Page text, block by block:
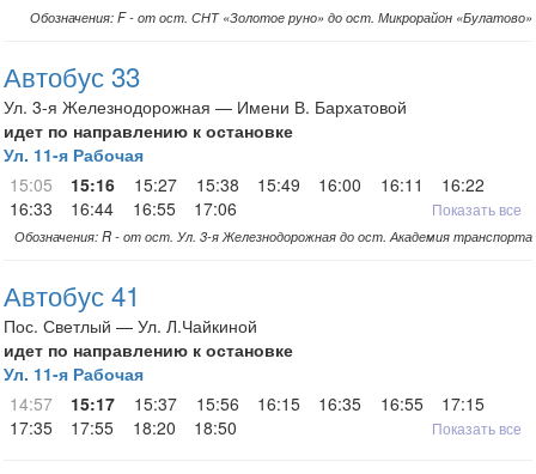
Обозначения: F - от ост. СНТ «Золотое руно» до ост. Микрорайон «Булатово»
Автобус 33
Ул. 3-я Железнодорожная — Имени В. Бархатовой
идет по направлению к остановке
Ул. 11-я Рабочая
15:05
15:16 15:27 15:38 15:49 16:00 16:11
16:22
16:33
16:44 16:55 17:06 Показать все
Обозначения: R - от ост. Ул. 3-я Железнодорожная до ост. Академия транспорта
Автобус 41
Пос. Светлый — Ул. Л.Чайкиной
идет по направлению к остановке
Ул. 11-я Рабочая
14:57
15:17 15:37 15:56 16:15 16:35 16:55
17:15
17:35
17:55 18:20 18:50 Показать все